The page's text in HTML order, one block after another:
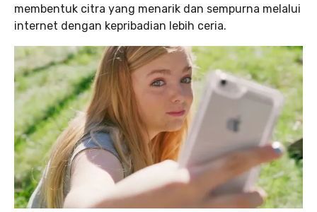
membentuk citra yang menarik dan sempurna melalui
internet dengan kepribadian lebih ceria.